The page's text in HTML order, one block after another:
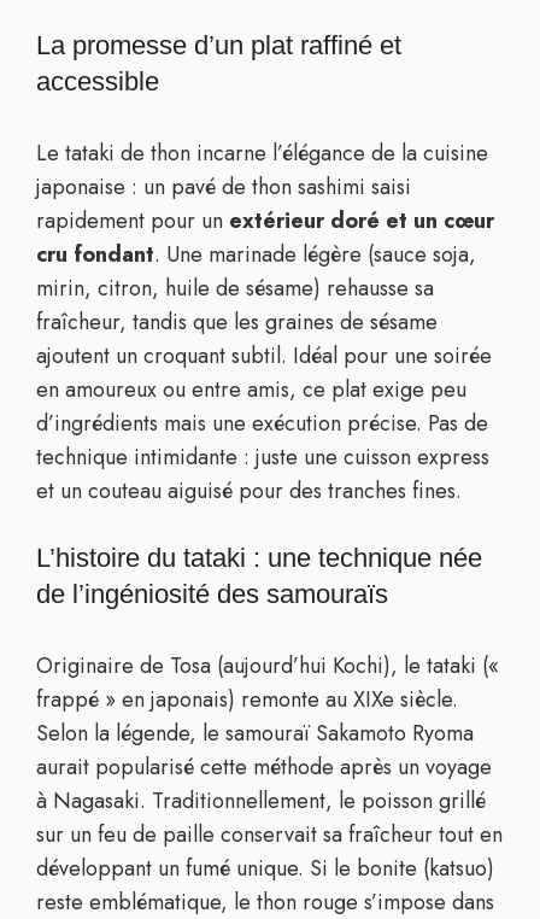
La promesse d’un plat raffiné et
accessible
Le tataki de thon incarne l’élégance de la cuisine
japonaise : un pavé de thon sashimi saisi
rapidement pour un extérieur doré et un cœur
cru fondant. Une marinade légère (sauce soja,
mirin, citron, huile de sésame) rehausse sa
fraîcheur, tandis que les graines de sésame
ajoutent un croquant subtil. Idéal pour une soirée
en amoureux ou entre amis, ce plat exige peu
d’ingrédients mais une exécution précise. Pas de
technique intimidante : juste une cuisson express
et un couteau aiguisé pour des tranches fines.
L’histoire du tataki : une technique née
de l’ingéniosité des samouraïs
Originaire de Tosa (aujourd’hui Kochi), le tataki («
frappé » en japonais) remonte au XIXe siècle.
Selon la légende, le samouraï Sakamoto Ryoma
aurait popularisé cette méthode après un voyage
à Nagasaki. Traditionnellement, le poisson grillé
sur un feu de paille conservait sa fraîcheur tout en
développant un fumé unique. Si le bonite (katsuo)
reste emblématique, le thon rouge s’impose dans